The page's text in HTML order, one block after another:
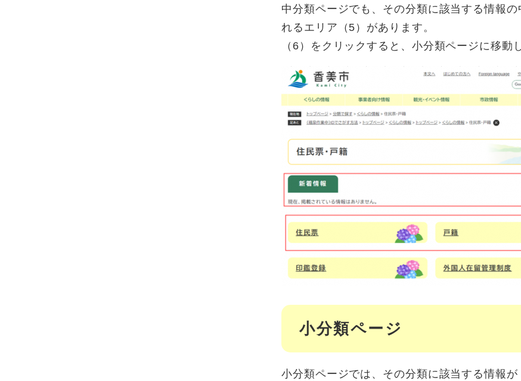
中分類ページでも、その分類に該当する情報
れるエリア（5）があります。
（6）をクリックすると、小分類ページに移動
小分類ページ
小分類ページでは、その分類に該当する情報